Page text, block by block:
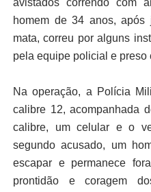
avistados correndo com
homem de 34 anos,
mata, correu por alguns
pela equipe policial e preso
Na operação, a Polícia
calibre 12, acompanhada
calibre, um celular e o
segundo acusado, um
escapar e permanece
prontidão e coragem